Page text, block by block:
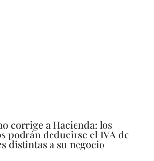
corrige a Hacienda: los
podrán deducirse el IVA de
distintas a su negocio